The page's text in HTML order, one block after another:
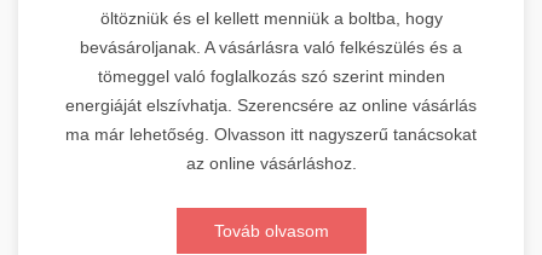
öltözniük és el kellett menniük a boltba, hogy
bevásároljanak. A vásárlásra való felkészülés és a
tömeggel való foglalkozás szó szerint minden
energiáját elszívhatja. Szerencsére az online vásárlás
ma már lehetőség. Olvasson itt nagyszerű tanácsokat
az online vásárláshoz.
Továb olvasom